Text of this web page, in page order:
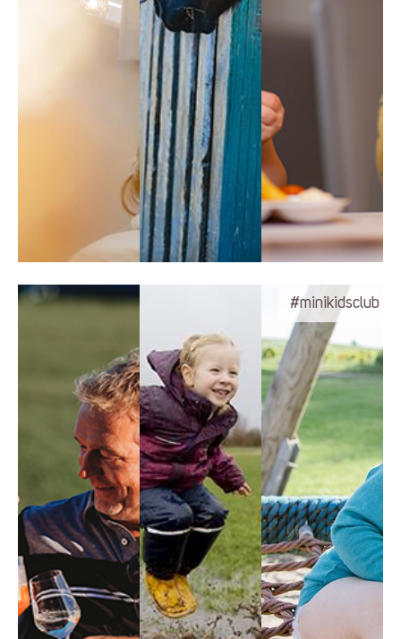
#minikidsclub